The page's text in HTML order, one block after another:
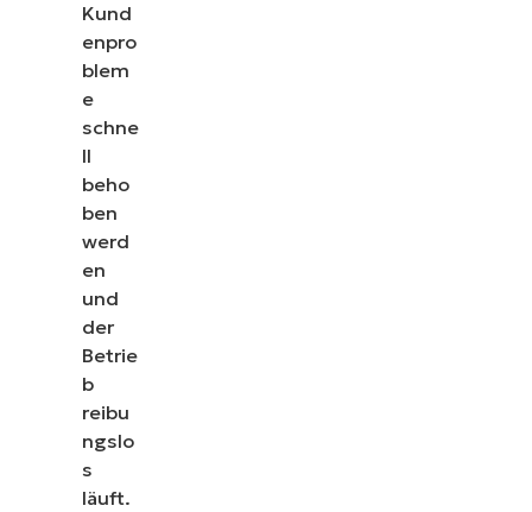
Kund
enpro
blem
e
schne
ll
beho
ben
werd
en
und
der
Betrie
b
reibu
ngslo
s
läuft.